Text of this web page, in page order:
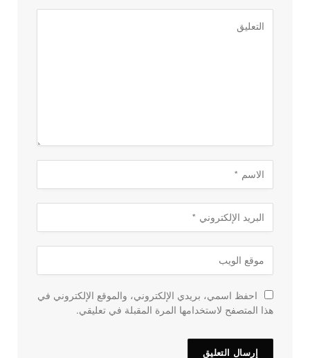
احفظ اسمي، بريدي الإلكتروني، والموقع الإلكتروني في
هذا المتصفح لاستخدامها المرة المقبلة في تعليقي.